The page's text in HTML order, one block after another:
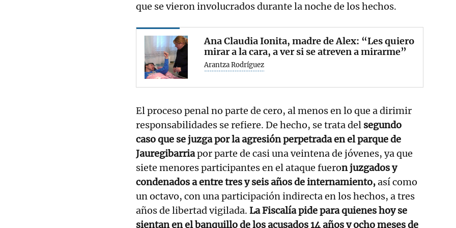
que se vieron involucrados durante la noche de los hechos.
Ana Claudia Ionita, madre de Alex: “Les quiero
mirar a la cara, a ver si se atreven a mirarme”
Arantza Rodríguez
El proceso penal no parte de cero, al menos en lo que a dirimir
responsabilidades se refiere. De hecho, se trata del segundo
caso que se juzga por la agresión perpetrada en el parque de
Jauregibarriapor parte de casi una veintena de jóvenes, ya que
siete menores participantes en el ataque fueron juzgados y
condenados a entre tres y seis años de internamiento,así como
un octavo, con una participación indirecta en los hechos, a tres
años de libertad vigilada. La Fiscalía pide para quienes hoy se
sientan en el banquillo de los acusados 14 años y ocho meses de